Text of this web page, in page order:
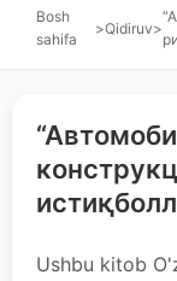
Bosh
sahifa
>Qidiruv>
Ushbu kitob